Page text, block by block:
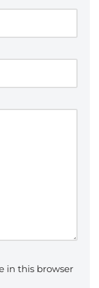
in this browser